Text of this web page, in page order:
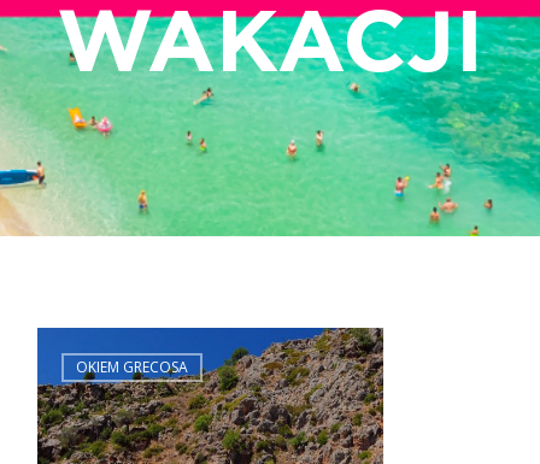
WAKACJI
OKIEM GRECOSA